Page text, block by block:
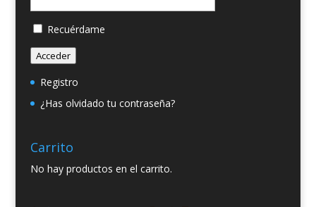
Recuérdame
Acceder
Registro
¿Has olvidado tu contraseña?
Carrito
No hay productos en el carrito.